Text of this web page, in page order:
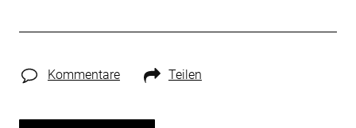
Kommentare Teilen